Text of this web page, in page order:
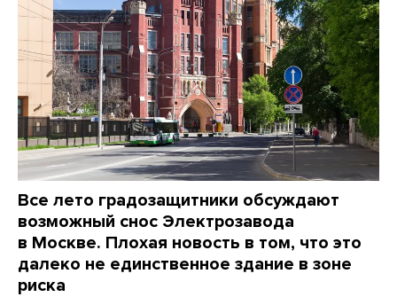
Все лето градозащитники обсуждают
возможный снос Электрозавода
в Москве. Плохая новость в том, что это
далеко не единственное здание в зоне
риска